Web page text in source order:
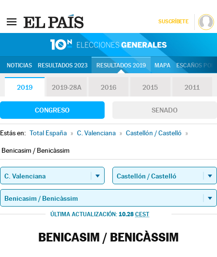
SUSCRÍBETE
NOTICIAS RESULTADOS 2023 RESULTADOS 2019 MAPA ESCAÑOS
2019 2019-28A 2016 2015 2011
CONGRESO SENADO
Estás en: Total España » C. Valenciana » Castellón / Castelló »
Benicasim / Benicàssim
ÚLTIMA ACTUALIZACIÓN: 10.28 CEST
BENICASIM / BENICÀSSIM